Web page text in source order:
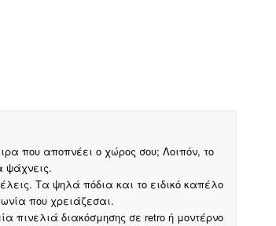
που αποπνέει ο χώρος σου; Λοιπόν, το
ψάχνεις.
Τα ψηλά πόδια και το ειδικό καπέλο
που χρειάζεσαι.
πινελιά διακόσμησης σε retro ή μοντέρνο